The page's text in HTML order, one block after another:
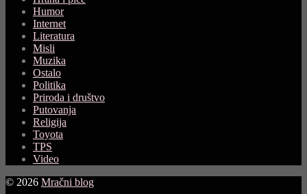
Humor
Internet
Literatura
Misli
Muzika
Ostalo
Politika
Priroda i društvo
Putovanja
Religija
Toyota
TPS
Video
© 2026 Mračni blog